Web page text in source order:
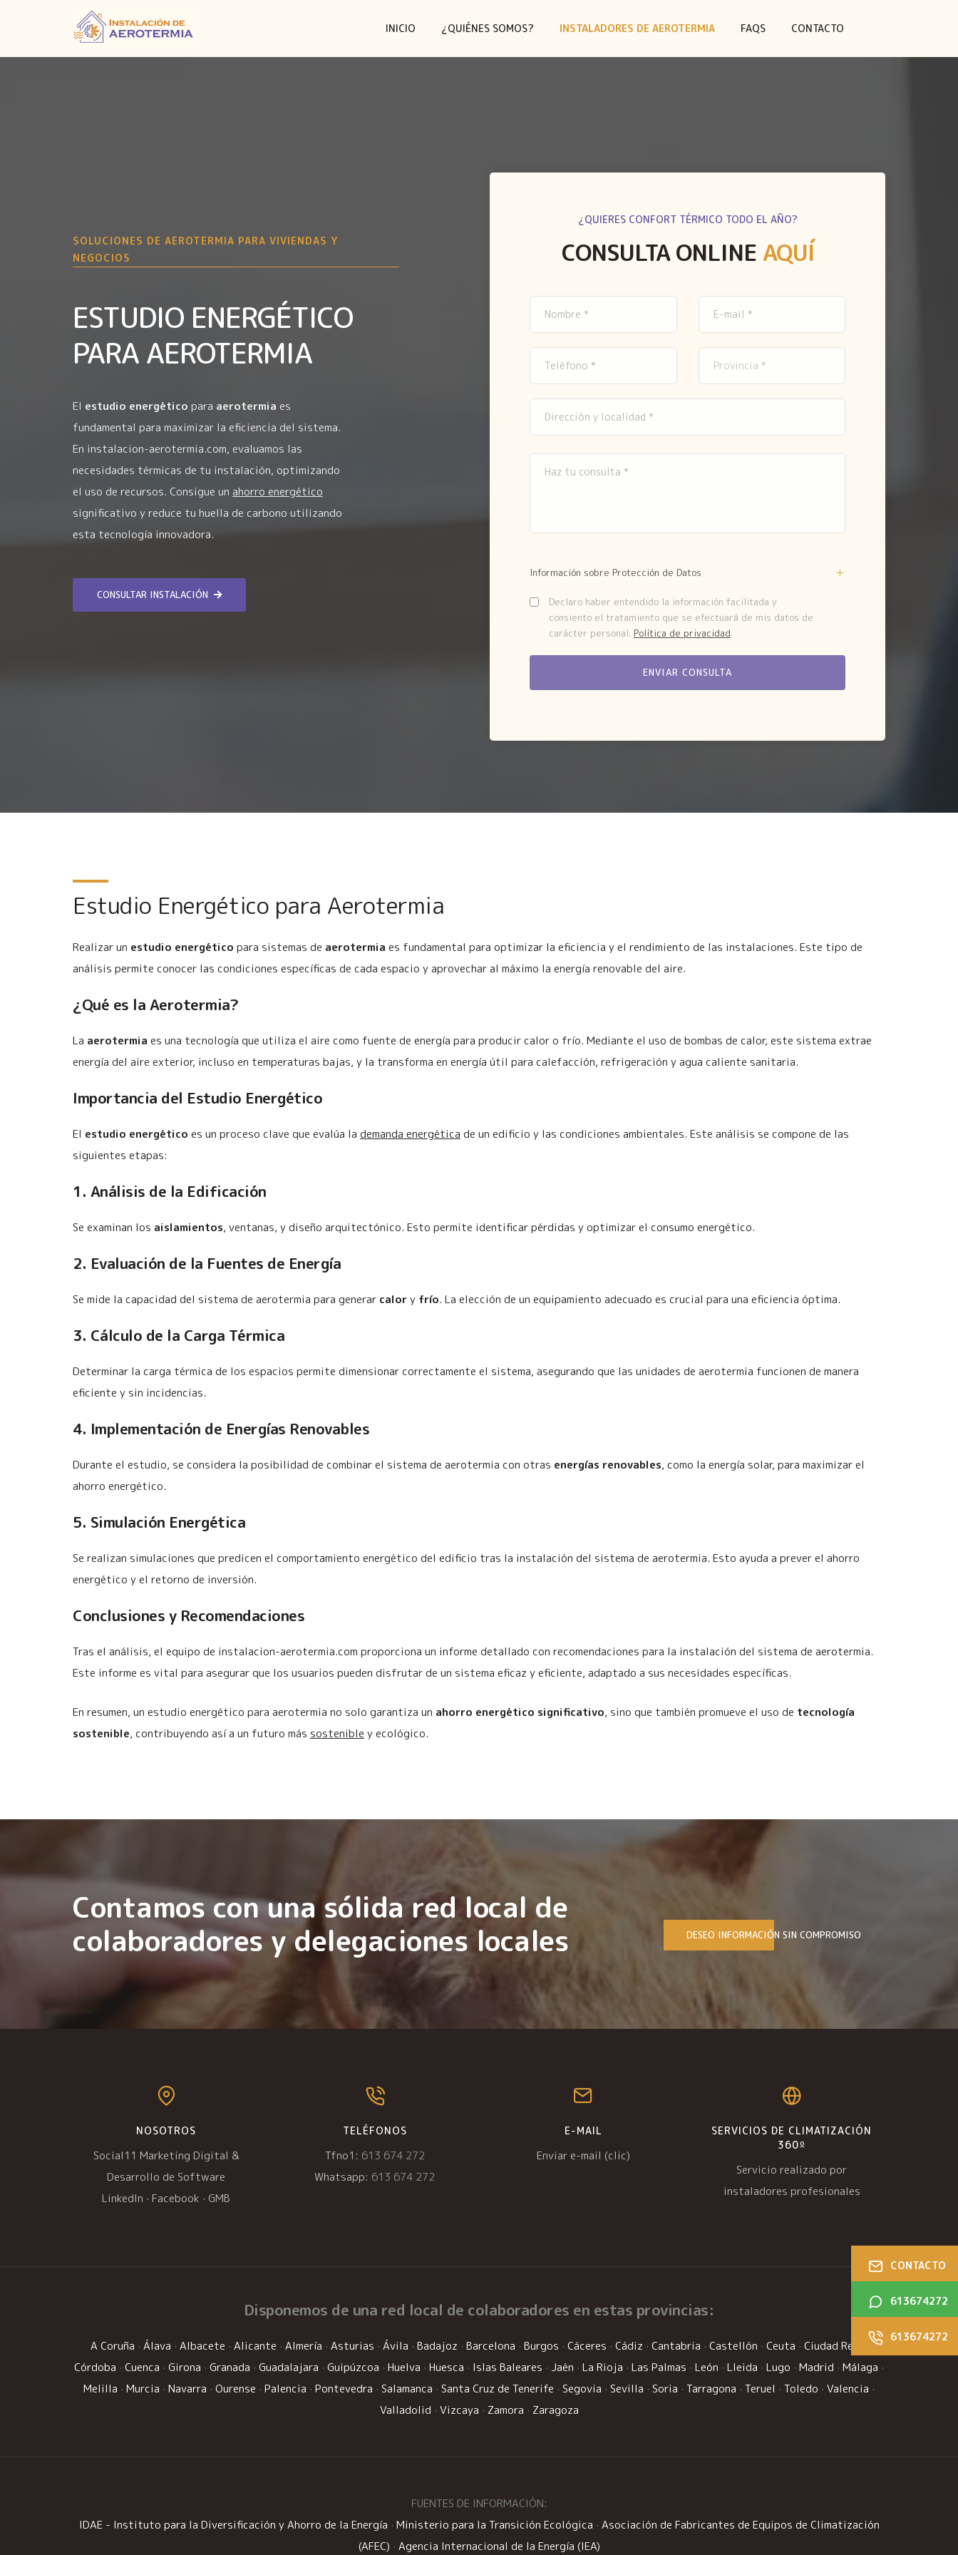
INICIO ¿QUIÉNES SOMOS? INSTALADORES DE AEROTERMIA FAQS CONTACTO
SOLUCIONES DE AEROTERMIA PARA VIVIENDAS Y
NEGOCIOS
ESTUDIO ENERGÉTICO
PARA AEROTERMIA
El estudio energético para aerotermia es
fundamental para maximizar la eficiencia del sistema.
En instalacion-aerotermia.com, evaluamos las
necesidades térmicas de tu instalación, optimizando
el uso de recursos. Consigue un ahorro energético
significativo y reduce tu huella de carbono utilizando
esta tecnología innovadora.
CONSULTAR INSTALACIÓN
¿QUIERES CONFORT TÉRMICO TODO EL AÑO?
CONSULTA ONLINE AQUÍ
Información sobre Protección de Datos
Declaro haber entendido la información facilitada y
consiento el tratamiento que se efectuará de mis datos de
carácter personal. Política de privacidad.
Estudio Energético para Aerotermia
Realizar un estudio energético para sistemas de aerotermia es fundamental para optimizar la eficiencia y el rendimiento de las instalaciones. Este tipo de
análisis permite conocer las condiciones específicas de cada espacio y aprovechar al máximo la energía renovable del aire.
¿Qué es la Aerotermia?
La aerotermia es una tecnología que utiliza el aire como fuente de energía para producir calor o frío. Mediante el uso de bombas de calor, este sistema extrae
energía del aire exterior, incluso en temperaturas bajas, y la transforma en energía útil para calefacción, refrigeración y agua caliente sanitaria.
Importancia del Estudio Energético
El estudio energético es un proceso clave que evalúa la demanda energética de un edificio y las condiciones ambientales. Este análisis se compone de las
siguientes etapas:
1. Análisis de la Edificación
Se examinan los aislamientos, ventanas, y diseño arquitectónico. Esto permite identificar pérdidas y optimizar el consumo energético.
2. Evaluación de la Fuentes de Energía
Se mide la capacidad del sistema de aerotermia para generar calory frío. La elección de un equipamiento adecuado es crucial para una eficiencia óptima.
3. Cálculo de la Carga Térmica
Determinar la carga térmica de los espacios permite dimensionar correctamente el sistema, asegurando que las unidades de aerotermia funcionen de manera
eficiente y sin incidencias.
4. Implementación de Energías Renovables
Durante el estudio, se considera la posibilidad de combinar el sistema de aerotermia con otras energías renovables, como la energía solar, para maximizar el
ahorro energético.
5. Simulación Energética
Se realizan simulaciones que predicen el comportamiento energético del edificio tras la instalación del sistema de aerotermia. Esto ayuda a prever el ahorro
energético y el retorno de inversión.
Conclusiones y Recomendaciones
Tras el análisis, el equipo de instalacion-aerotermia.com proporciona un informe detallado con recomendaciones para la instalación del sistema de aerotermia.
Este informe es vital para asegurar que los usuarios pueden disfrutar de un sistema eficaz y eficiente, adaptado a sus necesidades específicas.
En resumen, un estudio energético para aerotermia no solo garantiza un ahorro energético significativo, sino que también promueve el uso de tecnología
sostenible, contribuyendo así a un futuro más sostenible y ecológico.
Contamos con una sólida red local de
colaboradores y delegaciones locales
DESEO INFORMACIÓN SIN COMPROMISO
NOSOTROS
Social11 Marketing Digital &
Desarrollo de Software
LinkedIn ·Facebook · GMB
TELÉFONOS
Tfno1: 613 674 272
Whatsapp: 613 674 272
E-MAIL
Enviar e-mail (clic)
SERVICIOS DE CLIMATIZACIÓN
360º
Servicio realizado por
instaladores profesionales
Disponemos de una red local de colaboradores en estas provincias:
A Coruña · Álava · Albacete · Alicante · Almería · Asturias · Ávila · Badajoz · Barcelona · Burgos · Cáceres · Cádiz · Cantabria · Castellón · Ceuta · Ciudad Real
Córdoba · Cuenca · Girona · Granada · Guadalajara · Guipúzcoa · Huelva · Huesca · Islas Baleares · Jaén · La Rioja · Las Palmas · León · Lleida · Lugo · Madrid · Málaga ·
Melilla · Murcia · Navarra · Ourense · Palencia · Pontevedra · Salamanca · Santa Cruz de Tenerife · Segovia · Sevilla · Soria · Tarragona · Teruel · Toledo · Valencia ·
Valladolid · Vizcaya · Zamora · Zaragoza
FUENTES DE INFORMACIÓN:
IDAE - Instituto para la Diversificación y Ahorro de la Energía · Ministerio para la Transición Ecológica · Asociación de Fabricantes de Equipos de Climatización
(AFEC) · Agencia Internacional de la Energía (IEA)
CONTACTO
613674272
613674272